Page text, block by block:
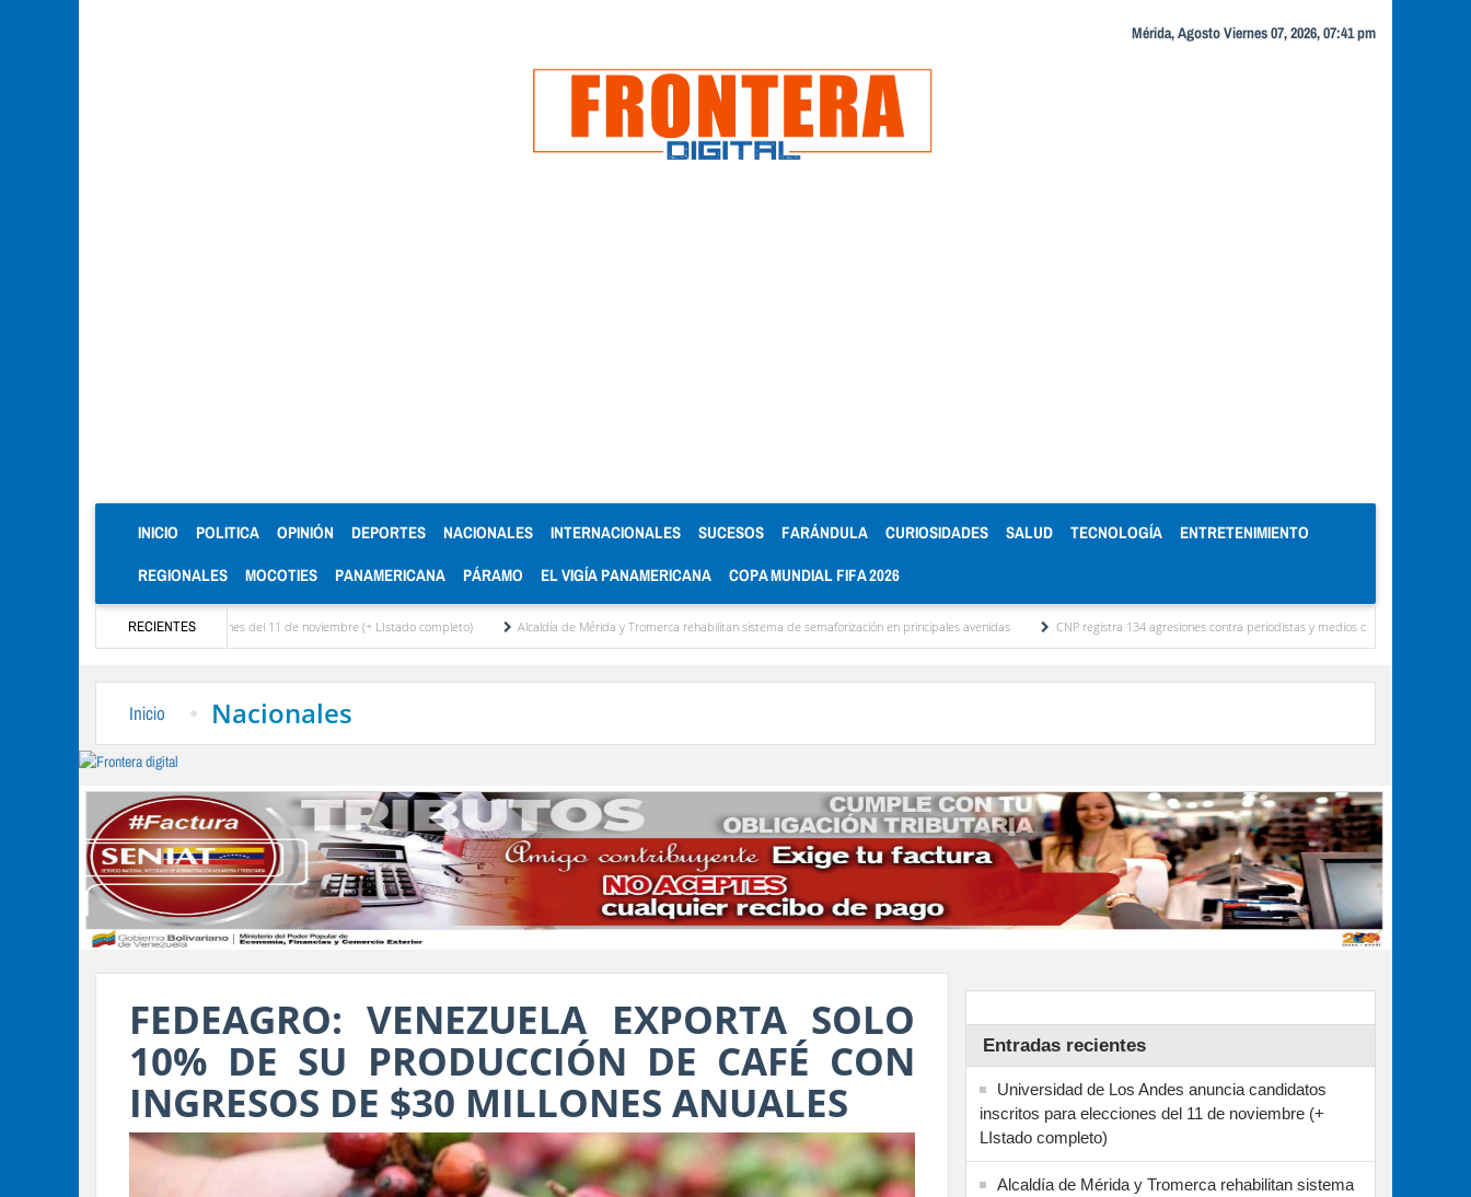
Mérida, Agosto Viernes 07, 2026, 07:41 pm
INICIO (CURRENT)
POLITICA OPINIÓN DEPORTES NACIONALES INTERNACIONALES SUCESOS FARÁNDULA CURIOSIDADES SALUD TECNOLOGÍA ENTRETENIMIENTO
REGIONALES MOCOTIES PANAMERICANA PÁRAMO EL VIGÍA PANAMERICANA COPA MUNDIAL FIFA 2026
RECIENTES
inscritos para elecciones del 11 de noviembre (+ LIstado completo) Alcaldía de Mérida y Tromerca rehabilitan sistema de semaforización en principales avenidas CNP registra 134 agresiones contra periodistas y medios de comunicación en Venezuela
Inicio Nacionales
FEDEAGRO: VENEZUELA EXPORTA SOLO
10% DE SU PRODUCCIÓN DE CAFÉ CON
INGRESOS DE $30 MILLONES ANUALES
Entradas recientes
Universidad de Los Andes anuncia candidatos
inscritos para elecciones del 11 de noviembre (+
LIstado completo)
Alcaldía de Mérida y Tromerca rehabilitan sistema